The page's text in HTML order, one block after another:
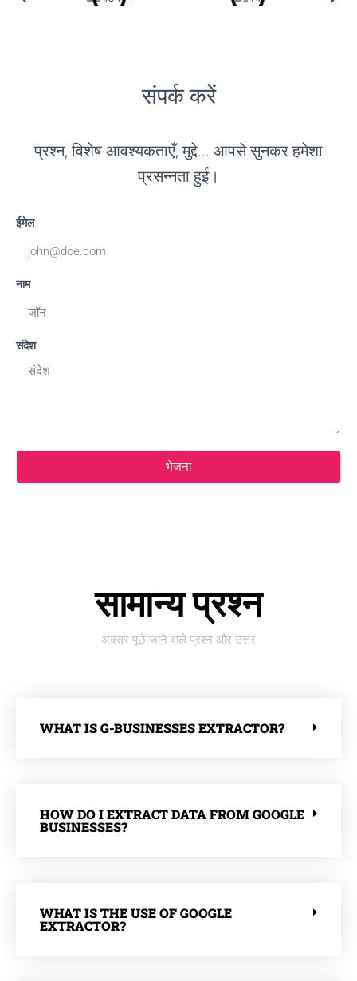
संपर्क करें
प्रश्न, विशेष आवश्यकताएँ, मुद्दे... आपसे सुनकर हमेशा
प्रसन्नता हुई।
ईमेल
नाम
संदेश
भेजना
सामान्य प्रश्न
अक्सर पूछे जाने वाले प्रश्न और उत्तर
WHAT IS G-BUSINESSES EXTRACTOR?
HOW DO I EXTRACT DATA FROM GOOGLE
BUSINESSES?
WHAT IS THE USE OF GOOGLE
EXTRACTOR?